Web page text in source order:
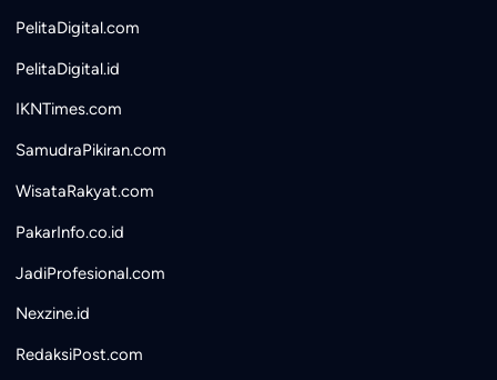
PelitaDigital.com
PelitaDigital.id
IKNTimes.com
SamudraPikiran.com
WisataRakyat.com
PakarInfo.co.id
JadiProfesional.com
Nexzine.id
RedaksiPost.com